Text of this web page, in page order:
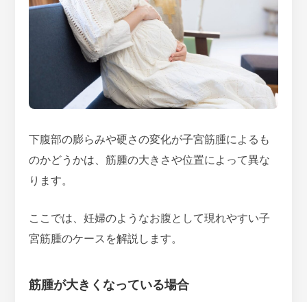
下腹部の膨らみや硬さの変化が子宮筋腫によるも
のかどうかは、筋腫の大きさや位置によって異な
ります。
ここでは、妊婦のようなお腹として現れやすい子
宮筋腫のケースを解説します。
筋腫が大きくなっている場合